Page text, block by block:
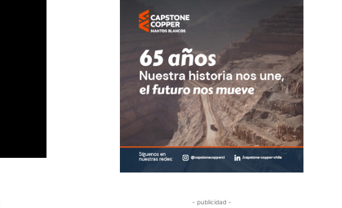
- publicidad -